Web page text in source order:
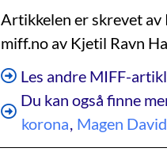
Artikkelen er skrevet av
miff.no av Kjetil Ravn
Les andre MIFF-
Du kan også finne
korona Magen